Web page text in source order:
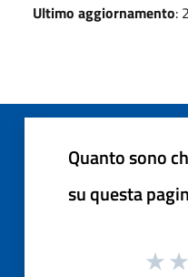
Ultimo aggiornamento:
Quanto sono
su questa